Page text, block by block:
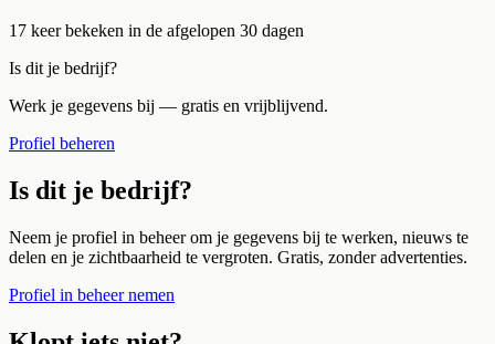
17 keer bekeken in de afgelopen 30 dagen
Is dit je bedrijf?
Werk je gegevens bij — gratis en vrijblijvend.
Profiel beheren
Is dit je bedrijf?
Neem je profiel in beheer om je gegevens bij te werken, nieuws te
delen en je zichtbaarheid te vergroten. Gratis, zonder advertenties.
Profiel in beheer nemen